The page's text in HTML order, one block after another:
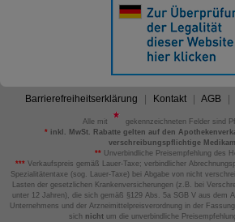
Barrierefreiheitserklärung Kontakt AGB
Alle mit
gekennzeichneten Felder sind
*inkl. MwSt. Rabatte gelten auf den
verschreibungspflichtige
** Unverbindliche Preisempfehlung des
*** Verkaufspreis gemäß Lauer-Taxe; verbindlicher
Spezialitätentaxe (sog. Lauer-Taxe) bei Abgabe von nicht
Lasten der gesetzlichen Krankenversicherungen (z.B. bei
unter 12 Jahren), die sich gemäß §129 Abs. 5a SGB V aus dem
Unternehmens und der Arzneimittelpreisverordnung in der
sich nicht um die unverbindliche